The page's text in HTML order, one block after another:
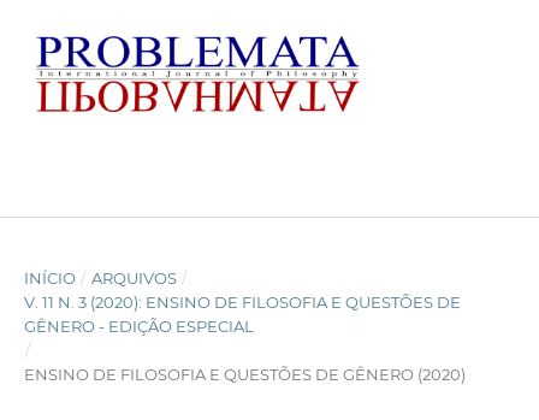
INÍCIO / ARQUIVOS /
V. 11 N. 3 (2020): ENSINO DE FILOSOFIA E QUESTÕES DE
GÊNERO - EDIÇÃO ESPECIAL
/
ENSINO DE FILOSOFIA E QUESTÕES DE GÊNERO (2020)